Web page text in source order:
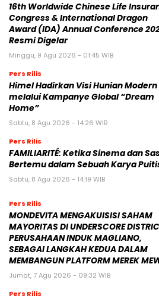
16th Worldwide Chinese Life
Congress & International Dragon
Award (IDA) Annual Conference
Resmi Digelar
Minggu, 9 Agu 2026 - 01:45 WIB
Pers Rilis
Himel Hadirkan Visi Hunian Modern
melalui Kampanye Global “Dream
Home”
Sabtu, 8 Agu 2026 - 14:26 WIB
Pers Rilis
FAMILIARITÉ: Ketika Sinema dan
Bertemu dalam Sebuah Karya
Sabtu, 8 Agu 2026 - 14:19 WIB
Pers Rilis
MONDEVITA MENGAKUISISI SAHAM
MAYORITAS DI UNDERSCORE
PERUSAHAAN INDUK MAGLIANO,
SEBAGAI LANGKAH KEDUA DALAM
MEMBANGUN PLATFORM MEREK
Jumat, 7 Agu 2026 - 09:32 WIB
Pers Rilis